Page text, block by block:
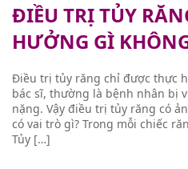
ĐIỀU TRỊ TỦY
HƯỞNG GÌ
Điều trị tủy răng chỉ được thực
bác sĩ, thường là bệnh nhân bị
nặng. Vậy điều trị tủy răng có
có vai trò gì? Trong mỗi chiếc
Tủy […]